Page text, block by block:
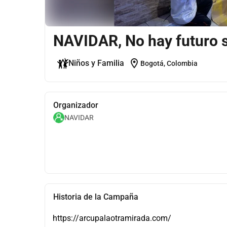
NAVIDAR, No hay futuro
Niños y Familia location_on Bogotá, Colombia
Organizador
NAVIDAR
Historia de la Campaña
https://arcupalaotramirada.com/